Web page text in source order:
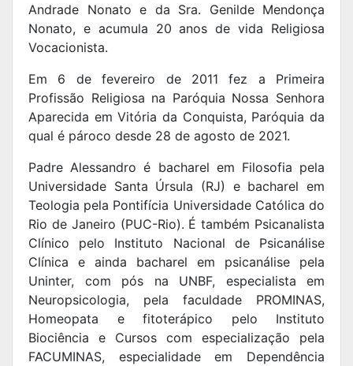
Andrade Nonato e da Sra. Genilde Mendonça
Nonato, e acumula 20 anos de vida Religiosa
Vocacionista.
Em 6 de fevereiro de 2011 fez a Primeira
Profissão Religiosa na Paróquia Nossa Senhora
Aparecida em Vitória da Conquista, Paróquia da
qual é pároco desde 28 de agosto de 2021.
Padre Alessandro é bacharel em Filosofia pela
Universidade Santa Úrsula (RJ) e bacharel em
Teologia pela Pontifícia Universidade Católica do
Rio de Janeiro (PUC-Rio). É também Psicanalista
Clínico pelo Instituto Nacional de Psicanálise
Clínica e ainda bacharel em psicanálise pela
Uninter, com pós na UNBF, especialista em
Neuropsicologia, pela faculdade PROMINAS,
Homeopata e fitoterápico pelo Instituto
Biociência e Cursos com especialização pela
FACUMINAS, especialidade em Dependência